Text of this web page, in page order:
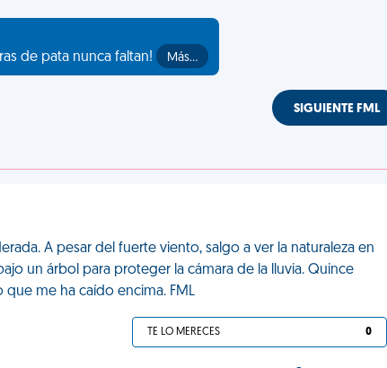
de pata nunca faltan!
Más…
SIGUIENTE FML
A pesar del fuerte viento, salgo a ver la naturaleza en
un árbol para proteger la cámara de la lluvia. Quince
me ha caído encima. FML
TE LO MERECES 0